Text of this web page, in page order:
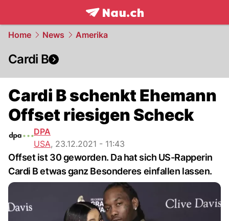
frontpage.NAU.ch
Home News Amerika
Cardi B
Cardi B schenkt Ehemann
Offset riesigen Scheck
DPA
USA, 23.12.2021 - 11:43
Offset ist 30 geworden. Da hat sich US-Rapperin
Cardi B etwas ganz Besonderes einfallen lassen.